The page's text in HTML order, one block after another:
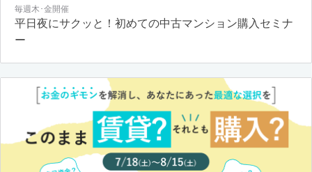
毎週木･金開催
平日夜にサクッと！初めての中古マンション購入セミナ
ー